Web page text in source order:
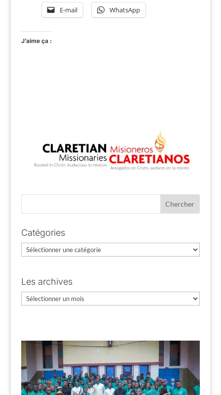
E-mail WhatsApp
J’aime ça :
Catégories
Catégories
Les archives
Les